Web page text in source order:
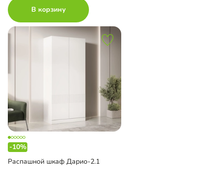
В корзину
-10%
Распашной шкаф Дарио-2.1